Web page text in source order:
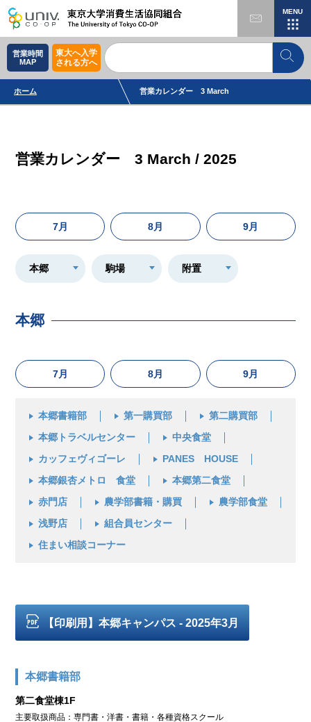
MENU
営業時間
MAP
東大へ入学
される方へ
ホーム 営業カレンダー 3 March
営業カレンダー 3 March / 2025
7月 8月 9月
本郷 駒場 附置
本郷
7月 8月 9月
本郷書籍部 第一購買部 第二購買部
本郷トラベルセンター 中央食堂
カッフェヴィゴーレ PANES HOUSE
本郷銀杏メトロ 食堂 本郷第二食堂
赤門店 農学部書籍・購買 農学部食堂
浅野店 組合員センター
住まい相談コーナー
【印刷用】本郷キャンパス - 2025年3月
本郷書籍部
第二食堂棟1F
主要取扱商品：専門書・洋書・書籍・各種資格スクール